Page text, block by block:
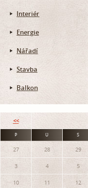
Interiér
Energie
Nářadí
Stavba
Balkon
<<
P Ú S
27 28 29
3 4 5
10 11 12